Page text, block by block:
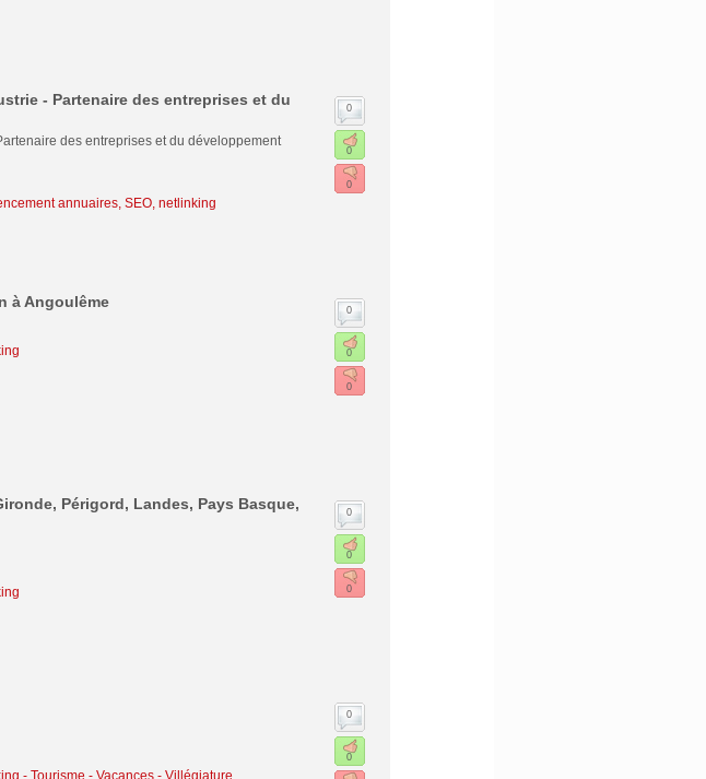
- Partenaire des entreprises et du
des entreprises et du développement
annuaires, SEO, netlinking
0
0
0
à Angoulême 0
0
0
Périgord, Landes, Pays Basque,
0
0
0
- Tourisme - Vacances - Villégiature
0
0